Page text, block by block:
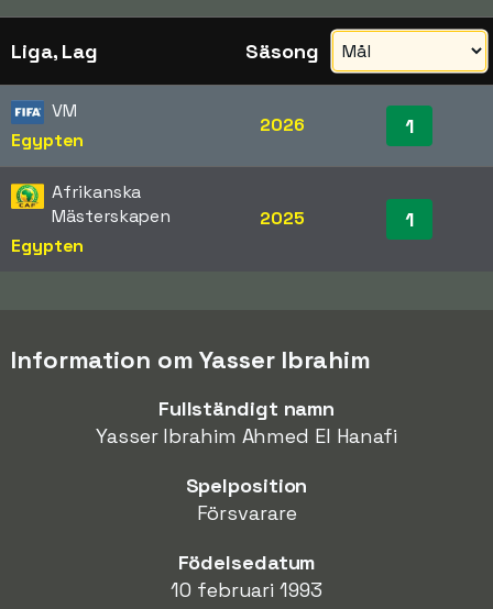
Liga, Lag Säsong
VM
Egypten
2026 1
Afrikanska
Mästerskapen
Egypten
2025 1
Information om Yasser Ibrahim
Fullständigt namn
Yasser Ibrahim Ahmed El Hanafi
Spelposition
Försvarare
Födelsedatum
10 februari 1993